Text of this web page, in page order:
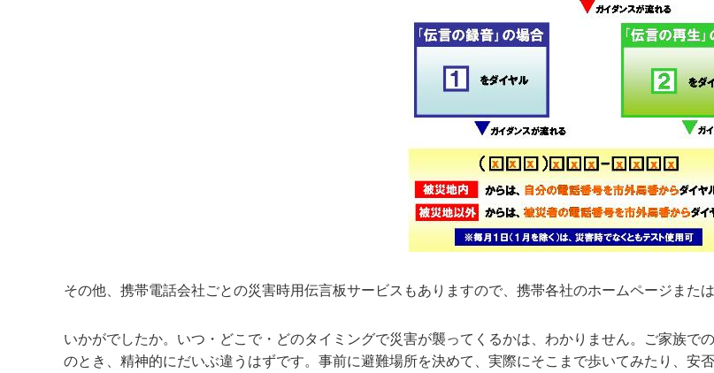
その他、携帯電話会社ごとの災害時用伝言板サービスもありますので、携帯各社のホームページまた
いかがでしたか。いつ・どこで・どのタイミングで災害が襲ってくるかは、わかりません。ご家族で
のとき、精神的にだいぶ違うはずです。事前に避難場所を決めて、実際にそこまで歩いてみたり、安